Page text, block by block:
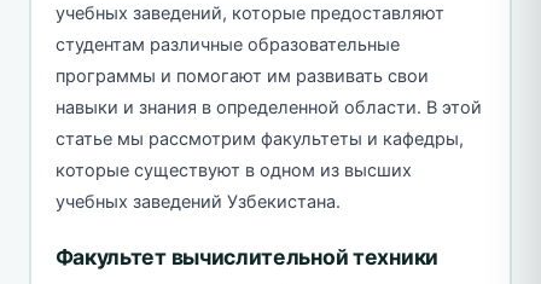
учебных заведений, которые предоставляют
студентам различные образовательные
программы и помогают им развивать свои
навыки и знания в определенной области. В этой
статье мы рассмотрим факультеты и кафедры,
которые существуют в одном из высших
учебных заведений Узбекистана.
Факультет вычислительной техники